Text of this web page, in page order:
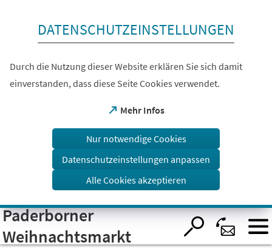
Visuelle
Assistenzsoftware
öffnen.
DATENSCHUTZEINSTELLUNGEN
Durch die Nutzung dieser Website erklären Sie sich damit
einverstanden, dass diese Seite Cookies verwendet.
Mehr Infos
(Öffnet
einem
Tab)
Nur notwendige Cookies
Datenschutzeinstellungen anpassen
Alle Cookies akzeptieren
Paderborner
Weihnachtsmarkt